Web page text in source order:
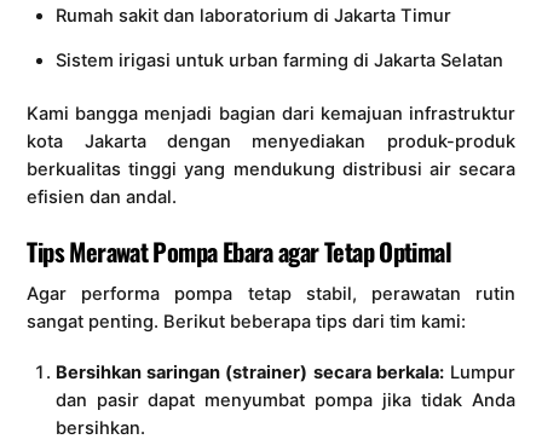
Rumah sakit dan laboratorium di Jakarta Timur
Sistem irigasi untuk urban farming di Jakarta Selatan
Kami bangga menjadi bagian dari kemajuan infrastruktur
kota Jakarta dengan menyediakan produk-produk
berkualitas tinggi yang mendukung distribusi air secara
efisien dan andal.
Tips Merawat Pompa Ebara agar Tetap Optimal
Agar performa pompa tetap stabil, perawatan rutin
sangat penting. Berikut beberapa tips dari tim kami:
Bersihkan saringan (strainer) secara berkala: Lumpur
dan pasir dapat menyumbat pompa jika tidak Anda
bersihkan.